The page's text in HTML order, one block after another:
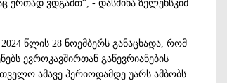
ერთად ვდგამთ“, - დასძინა ზელენსკიმ
წლის 28 ნოემბერს განაცხადა, რომ
ევროკავშირთან გაწევრიანების
ამავე პერიოდამდე უარს ამბობს